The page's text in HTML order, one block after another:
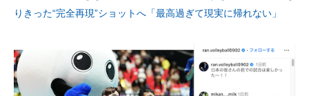
りきった“完全再現”ショットへ「最高過ぎて現実に帰れない」